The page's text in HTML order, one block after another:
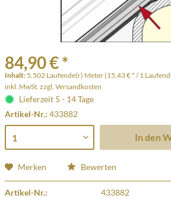
84,90 € *
Inhalt: 5.502 Laufende(r) Meter (15,43 € * / 1
inkl. MwSt. zzgl. Versandkosten
Lieferzeit 5 - 14 Tage
Artikel-Nr.: 433882
In den
Merken Bewerten
Artikel-Nr.: 433882